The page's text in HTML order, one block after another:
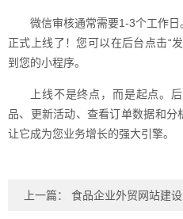
微信审核通常需要1-3个工作
正式上线了！您可以在后台点击“
到您的小程序。
上线不是终点，而是起点。
品、更新活动、查看订单数据和分
让它成为您业务增长的强大引擎。
上一篇： 食品企业外贸网站建设